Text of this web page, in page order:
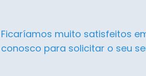
Ficaríamos muito satisfeitos
conosco para solicitar o seu